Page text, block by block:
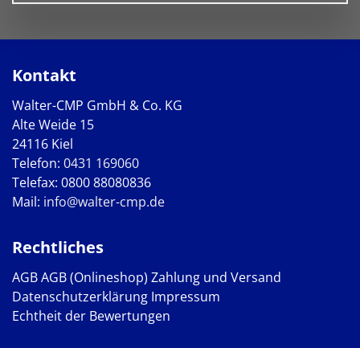
Kontakt
Walter-CMP GmbH & Co. KG
Alte Weide 15
24116 Kiel
Telefon: 0431 169060
Telefax: 0800 88080836
Mail: info@walter-cmp.de
Rechtliches
AGBAGB (Onlineshop) Zahlung und Versand
Datenschutzerklärung Impressum
Echtheit der Bewertungen